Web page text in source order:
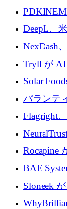
大に​​ 100
200 万ユ
DeepL、
ーミング
NexDash
EIT
Tryll が AI
ースし、
Solar
ーロの資
パランテ
ズ スター
を調達
Flagright
ームを拡
ドルを確
ラットフ
Rocapine
オを拡大
ルを調達
BAE
アップの
ユーロの
Sloneek
トに変え